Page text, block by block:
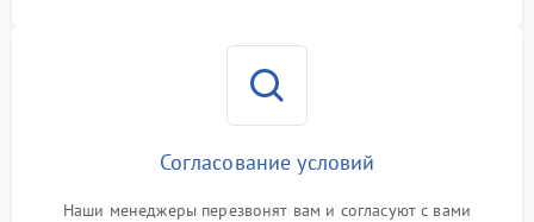
Согласование условий
Наши менеджеры перезвонят вам и согласуют с вами